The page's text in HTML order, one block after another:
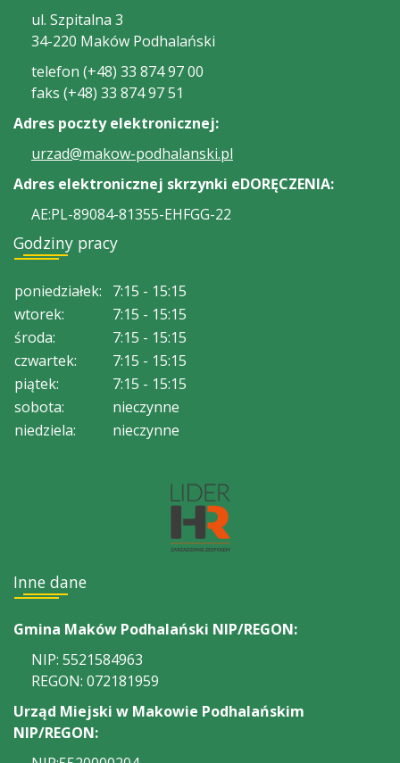
ul. Szpitalna 3
34-220 Maków Podhalański
telefon (+48) 33 874 97 00
faks (+48) 33 874 97 51
Adres poczty elektronicznej:
urzad@makow-podhalanski.pl
Adres elektronicznej skrzynki eDORĘCZENIA:
AE:PL-89084-81355-EHFGG-22
Godziny pracy
poniedziałek:
7:15 - 15:15
wtorek:
7:15 - 15:15
środa:
7:15 - 15:15
czwartek:
7:15 - 15:15
piątek:
7:15 - 15:15
sobota:
nieczynne
niedziela:
nieczynne
Inne dane
Gmina Maków Podhalański NIP/REGON:
NIP: 5521584963
REGON: 072181959
Urząd Miejski w Makowie Podhalańskim
NIP/REGON: